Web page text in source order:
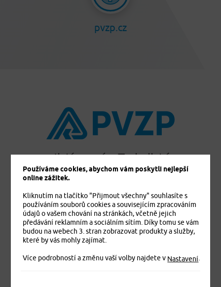
pvzp.cz
Jistíme vás. To je jisté
PRODUKTY
Cestovní pojištění
Úrazové pojištění
Dětské úrazové pojištění MEDVÍDEK
Základní zdravotní pojištění cizinců
Používáme cookies, abychom vám poskytli nejlepší
online zážitek.
Kliknutím na tlačítko "Přijmout všechny" souhlasíte s
používáním souborů cookies a souvisejícím zpracováním
údajů o vašem chování na stránkách, včetně jejich
předávání reklamním a sociálním sítím. Díky tomu se vám
budou na webech 3. stran zobrazovat produkty a služby,
které by vás mohly zajímat.
Více podrobností a změnu vaší volby najdete v Nastavení.